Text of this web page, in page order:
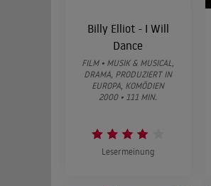
Billy Elliot - I Will
Dance
FILM • MUSIK & MUSICAL,
DRAMA, PRODUZIERT IN
EUROPA, KOMÖDIEN
2000 • 111 MIN.
Lesermeinung